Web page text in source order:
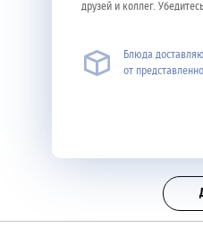
друзей и коллег.
Блюда
от